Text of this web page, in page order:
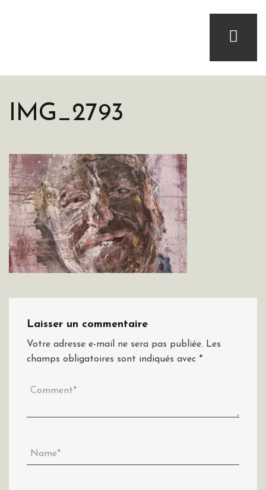
IMG_2793
Laisser un commentaire
Votre adresse e-mail ne sera pas publiée. Les
champs obligatoires sont indiqués avec *